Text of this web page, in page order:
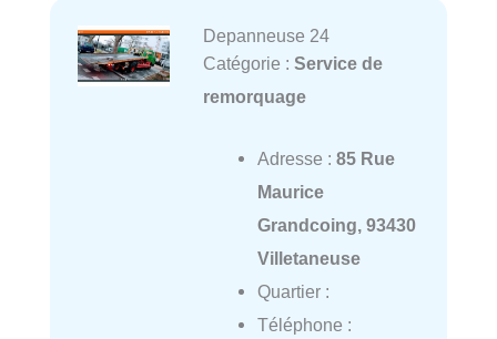
Depanneuse 24
Catégorie : Service de
remorquage
Adresse : 85 Rue
Maurice
Grandcoing, 93430
Villetaneuse
Quartier :
Téléphone :